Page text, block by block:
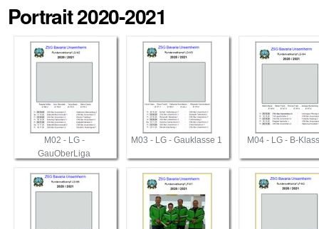
Portrait 2020-2021
M02 - LG -
GauOberLiga
M03 - LG - Gauklasse 1 M04 - LG - B-